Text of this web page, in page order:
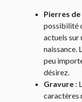
Pierres
possibilité
actuels sur
naissance.
peu
désirez.
Gravure :
caractères